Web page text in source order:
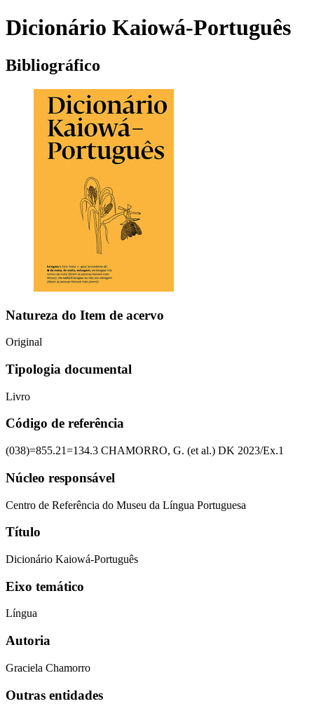
Dicionário Kaiowá-Português
Bibliográfico
Natureza do Item de acervo
Original
Tipologia documental
Livro
Código de referência
(038)=855.21=134.3 CHAMORRO, G. (et al.) DK 2023/Ex.1
Núcleo responsável
Centro de Referência do Museu da Língua Portuguesa
Título
Dicionário Kaiowá-Português
Eixo temático
Língua
Autoria
Graciela Chamorro
Outras entidades